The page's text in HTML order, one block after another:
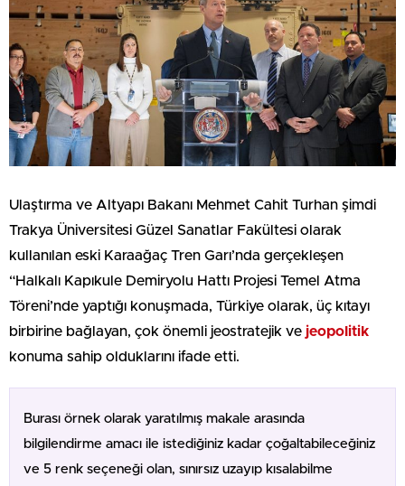
Ulaştırma ve Altyapı Bakanı Mehmet Cahit Turhan şimdi
Trakya Üniversitesi Güzel Sanatlar Fakültesi olarak
kullanılan eski Karaağaç Tren Garı’nda gerçekleşen
“Halkalı Kapıkule Demiryolu Hattı Projesi Temel Atma
Töreni’nde yaptığı konuşmada, Türkiye olarak, üç kıtayı
birbirine bağlayan, çok önemli jeostratejik ve jeopolitik
konuma sahip olduklarını ifade etti.
Burası örnek olarak yaratılmış makale arasında
bilgilendirme amacı ile istediğiniz kadar çoğaltabileceğiniz
ve 5 renk seçeneği olan, sınırsız uzayıp kısalabilme